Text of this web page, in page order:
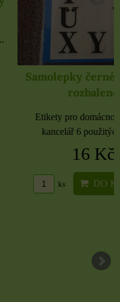
Samolepky černé
rozbaleno
Etikety pro
kancelář 6 použitých
16 Kč
ks DO